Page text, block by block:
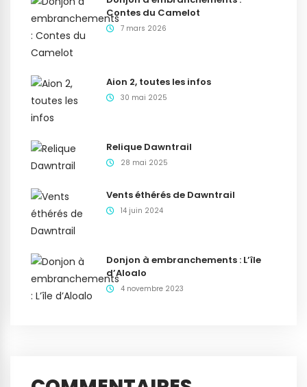
Contes du Camelot
7 mars 2026
Aion 2, toutes les infos
30 mai 2025
Relique Dawntrail
28 mai 2025
Vents éthérés de Dawntrail
14 juin 2024
Donjon à embranchements : L’île
d’Aloalo
4 novembre 2023